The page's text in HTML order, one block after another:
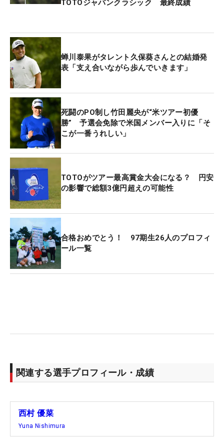
えなかったけど、最後に取れて良かった。今週は調
子を上げることにフォーカスしたけど、また勝ちた
いと思えるようになりました」
ホールアウト後には思わず絶句した、うれしいニュ
ースがあった。同じ2000年度生まれで、男子ツアー
通算4勝の蝉川泰果が結婚を発表した。西村が大
阪、蝉川が兵庫と同じ関西出身で、ジュニア時代か
らよく知る仲間の電撃婚。「え!? ホントです
でとうございます」と祝福した。
自身の結婚については「今は全然興味はありませ
ん。そのときは報告するので、首をだいぶ長～くし
て待っていてください」と笑顔で返答。「でも、
（年齢的には）かなり早いですよね。女子は男子と
違って、この4、5年が勝負だから余裕はないです。
自分的にはそういう感じです」。8月に24歳となっ
終戦「CMEグループ・ツアー選手権」に向け、ラス
トスパートに入る。（文・臼杵孝志）
TOTOジャパンクラシック 最終成績
蝉川泰果がタレント久保葵さんとの結婚発
表「支え合いながら歩んでいきます」
死闘のPO制し竹田麗央が“米ツアー初優
勝” 予選会免除で米国メンバー入りに「そ
こが一番うれしい」
TOTOがツアー最高賞金大会になる？ 円安
の影響で総額3億円超えの可能性
合格おめでとう！ 97期生26人のプロフィ
ール一覧
関連する選手プロフィール・成績
西村 優菜
Yuna Nishimura